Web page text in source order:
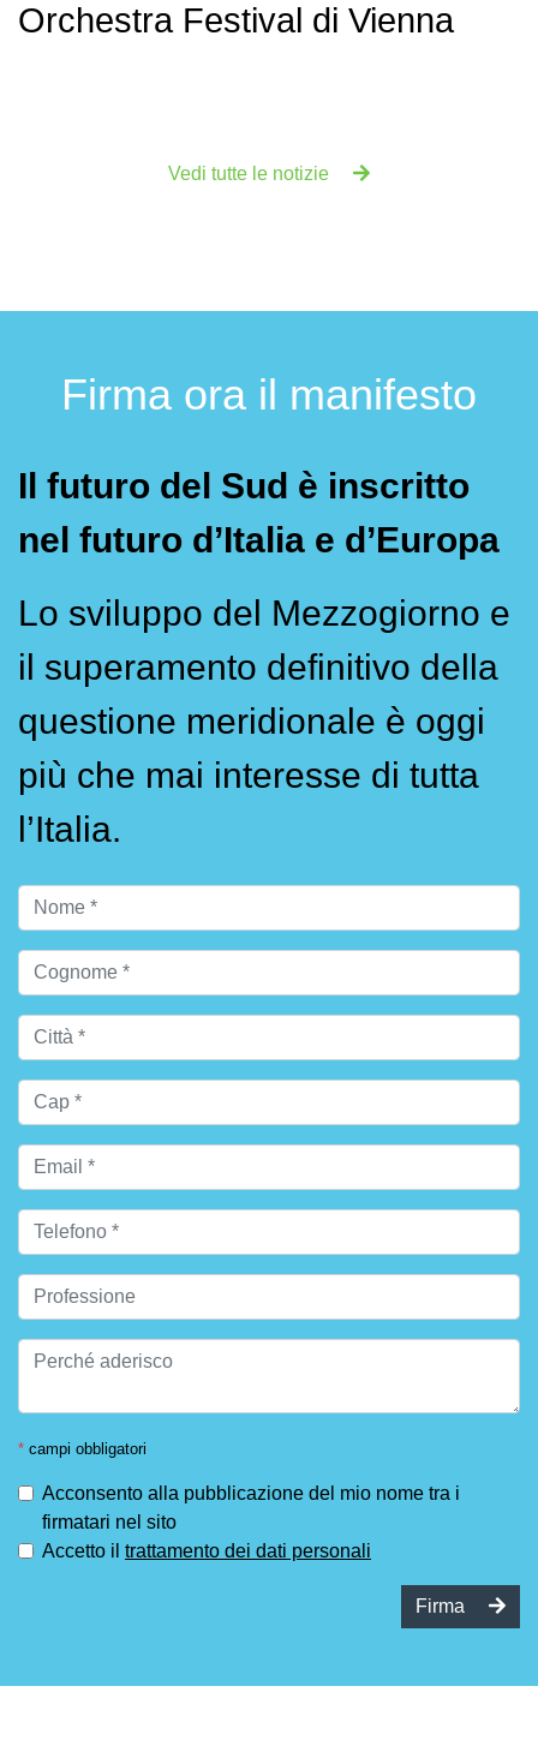
Orchestra Festival di Vienna
Vedi tutte le notizie
Firma ora il manifesto
Il futuro del Sud è inscritto
nel futuro d’Italia e d’Europa
Lo sviluppo del Mezzogiorno e
il superamento definitivo della
questione meridionale è oggi
più che mai interesse di tutta
l’Italia.
* campi obbligatori
Acconsento alla pubblicazione del mio nome tra i
firmatari nel sito
Accetto il trattamento dei dati personali
Firma